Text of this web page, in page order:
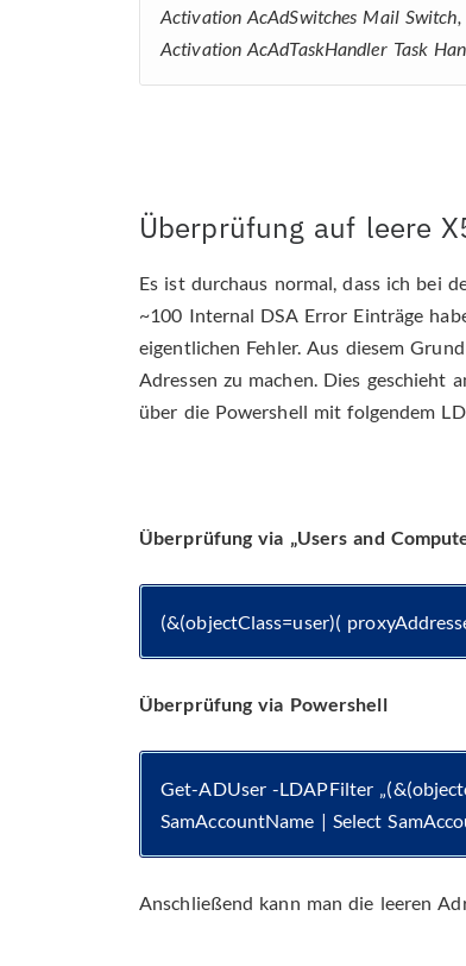
Activation AcAdSwitches Mail Switch,
Activation AcAdTaskHandler Task
Überprüfung auf leere
Es ist durchaus normal, dass ich bei
~100 Internal DSA Error Einträge
eigentlichen Fehler. Aus diesem
Adressen zu machen. Dies geschieht
über die Powershell mit folgendem
Überprüfung via „Users and
(&(objectClass=user)(
Überprüfung via Powershell
Get-ADUser -LDAPFilter
SamAccountName | Select
Anschließend kann man die leeren